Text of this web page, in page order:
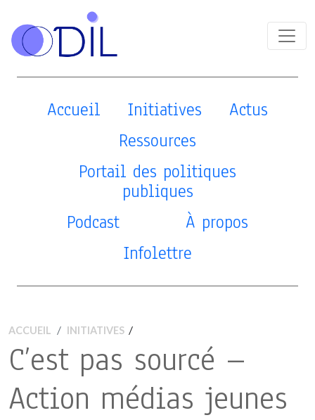
Accueil Initiatives
Actus
Ressources
Portail des politiques
publiques
Podcast
À propos
Infolettre
ACCUEIL INITIATIVES /
C’est pas sourcé –
Action médias jeunes